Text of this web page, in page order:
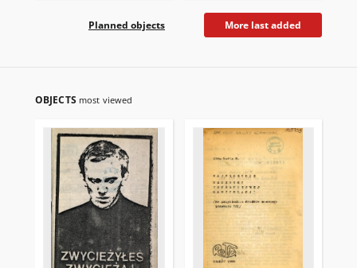
Planned objects More last added
OBJECTS most viewed